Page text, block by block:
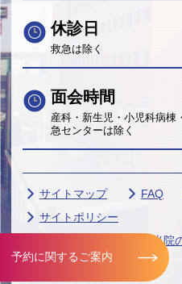
予約に関するご案内
休診日
救急は除く
面会時間
産科・新生児・小児科病棟
急センターは除く
サイトマップ FAQ
サイトポリシー
個人情報保護に関する当院
帝京大学グループ